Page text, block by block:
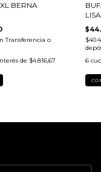
BERNA
Transferencia o
de $4.816,67
LISA
6